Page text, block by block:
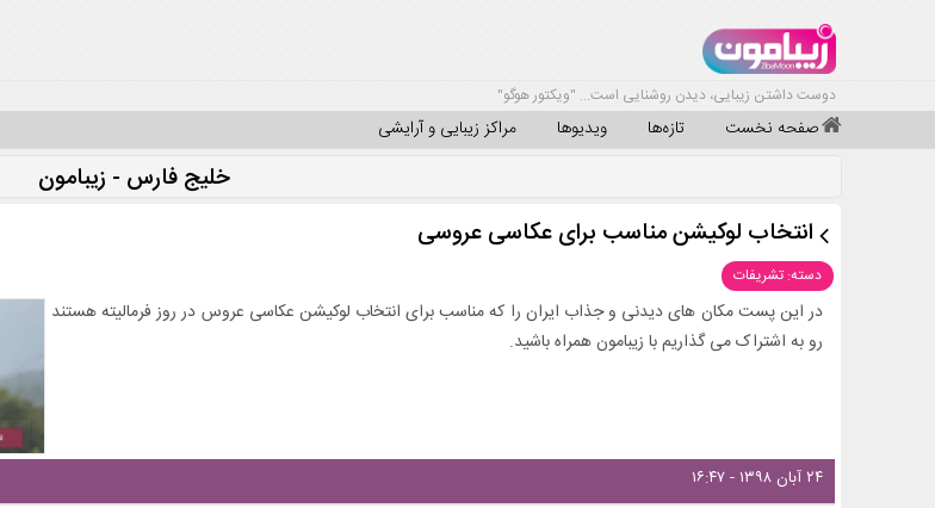
دوست داشتن زیبایی، دیدن روشنایی است... "ویکتور هوگو"
صفحه نخست تازه‌ها ویدیوها مراکز زیبایی و آرایشی
خلیج فارس - زیبامون
انتخاب لوکیشن مناسب برای عکاسی عروسی
دسته: تشریفات
در این پست مکان های دیدنی و جذاب ایران را که مناسب برای انتخاب لوکیشن عکاسی عروس در روز فرمالیته هستند
رو به اشتراک می گذاریم با زیبامون همراه باشید.
۲۴ آبان ۱۳۹۸ - ۱۶:۴۷